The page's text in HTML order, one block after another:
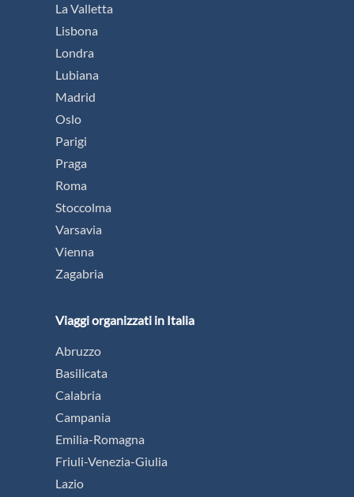
La Valletta
Lisbona
Londra
Lubiana
Madrid
Oslo
Parigi
Praga
Roma
Stoccolma
Varsavia
Vienna
Zagabria
Viaggi organizzati in Italia
Abruzzo
Basilicata
Calabria
Campania
Emilia-Romagna
Friuli-Venezia-Giulia
Lazio